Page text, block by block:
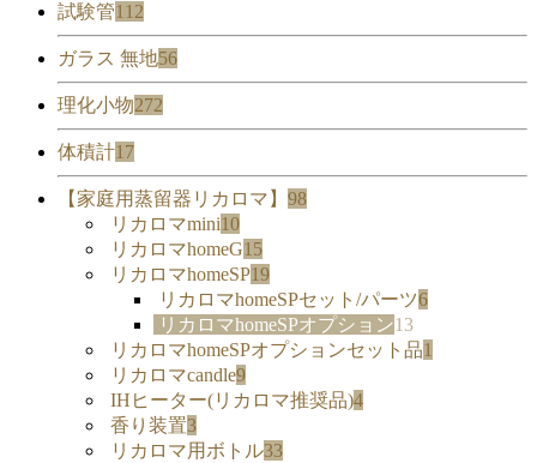
試験管112
ガラス 無地56
理化小物272
体積計17
【家庭用蒸留器リカロマ】 98
リカロマmini10
リカロマhomeG15
リカロマhomeSP19
リカロマhomeSPセット/パーツ6
リカロマhomeSPオプション13
リカロマhomeSPオプションセット品1
リカロマcandle9
IHヒーター(リカロマ推奨品)4
香り装置3
リカロマ用ボトル33